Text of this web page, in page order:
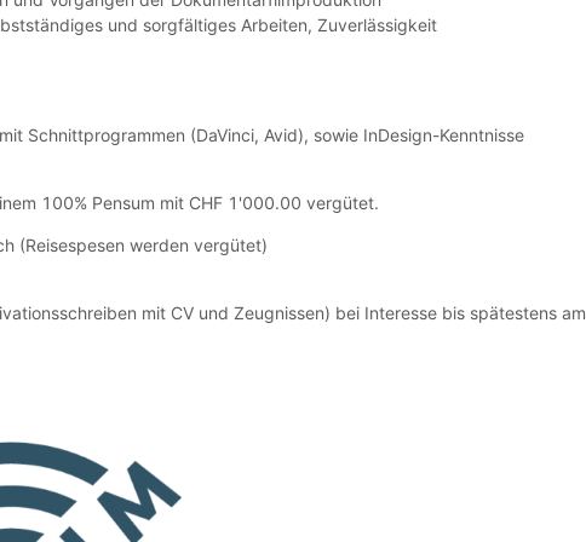
und sorgfältiges Arbeiten, Zuverlässigkeit
Schnittprogrammen (DaVinci, Avid), sowie InDesign-Kenntnisse
100% Pensum mit CHF 1'000.00 vergütet.
(Reisespesen werden vergütet)
mit CV und Zeugnissen) bei Interesse bis spätestens am